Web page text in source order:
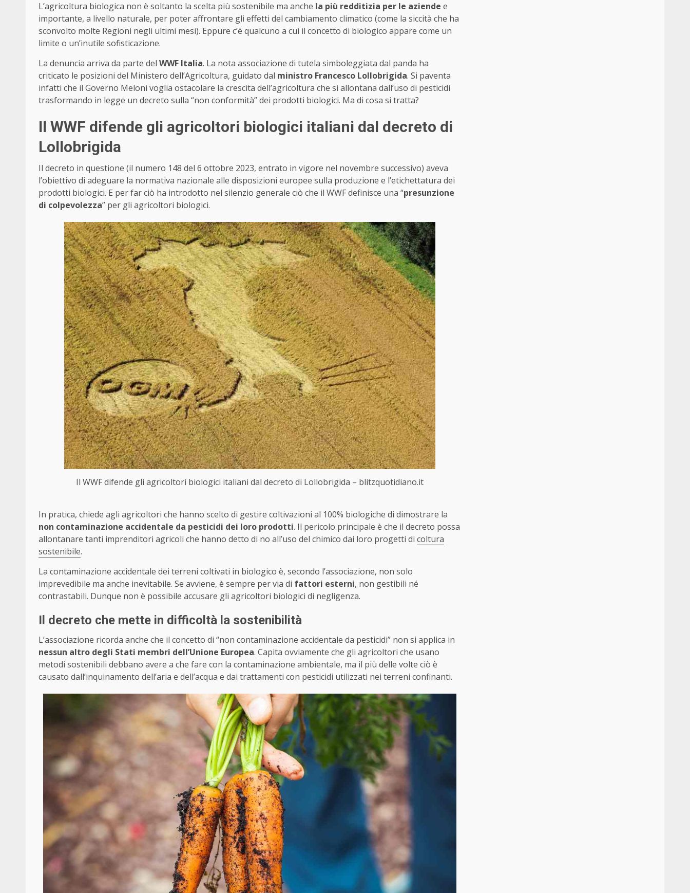
L’agricoltura biologica non è soltanto la scelta più sostenibile ma anche la più redditizia per le aziende e
importante, a livello naturale, per poter affrontare gli effetti del cambiamento climatico (come la siccità che ha
sconvolto molte Regioni negli ultimi mesi). Eppure c’è qualcuno a cui il concetto di biologico appare come un
limite o un’inutile sofisticazione.
La denuncia arriva da parte del WWF Italia. La nota associazione di tutela simboleggiata dal panda ha
criticato le posizioni del Ministero dell’Agricoltura, guidato dal ministro Francesco Lollobrigida. Si paventa
infatti che il Governo Meloni voglia ostacolare la crescita dell’agricoltura che si allontana dall’uso di pesticidi
trasformando in legge un decreto sulla “non conformità” dei prodotti biologici. Ma di cosa si tratta?
Il WWF difende gli agricoltori biologici italiani dal decreto di
Lollobrigida
Il decreto in questione (il numero 148 del 6 ottobre 2023, entrato in vigore nel novembre successivo) aveva
l’obiettivo di adeguare la normativa nazionale alle disposizioni europee sulla produzione e l’etichettatura dei
prodotti biologici. E per far ciò ha introdotto nel silenzio generale ciò che il WWF definisce una “presunzione
di colpevolezza” per gli agricoltori biologici.
Il WWF difende gli agricoltori biologici italiani dal decreto di Lollobrigida – blitzquotidiano.it
In pratica, chiede agli agricoltori che hanno scelto di gestire coltivazioni al 100% biologiche di dimostrare la
non contaminazione accidentale da pesticidi dei loro prodotti. Il pericolo principale è che il decreto possa
allontanare tanti imprenditori agricoli che hanno detto di no all’uso del chimico dai loro progetti di coltura
sostenibile.
La contaminazione accidentale dei terreni coltivati in biologico è, secondo l’associazione, non solo
imprevedibile ma anche inevitabile. Se avviene, è sempre per via di fattori esterni, non gestibili né
contrastabili. Dunque non è possibile accusare gli agricoltori biologici di negligenza.
Il decreto che mette in difficoltà la sostenibilità
L’associazione ricorda anche che il concetto di “non contaminazione accidentale da pesticidi” non si applica in
nessun altro degli Stati membri dell’Unione Europea. Capita ovviamente che gli agricoltori che usano
metodi sostenibili debbano avere a che fare con la contaminazione ambientale, ma il più delle volte ciò è
causato dall’inquinamento dell’aria e dell’acqua e dai trattamenti con pesticidi utilizzati nei terreni confinanti.